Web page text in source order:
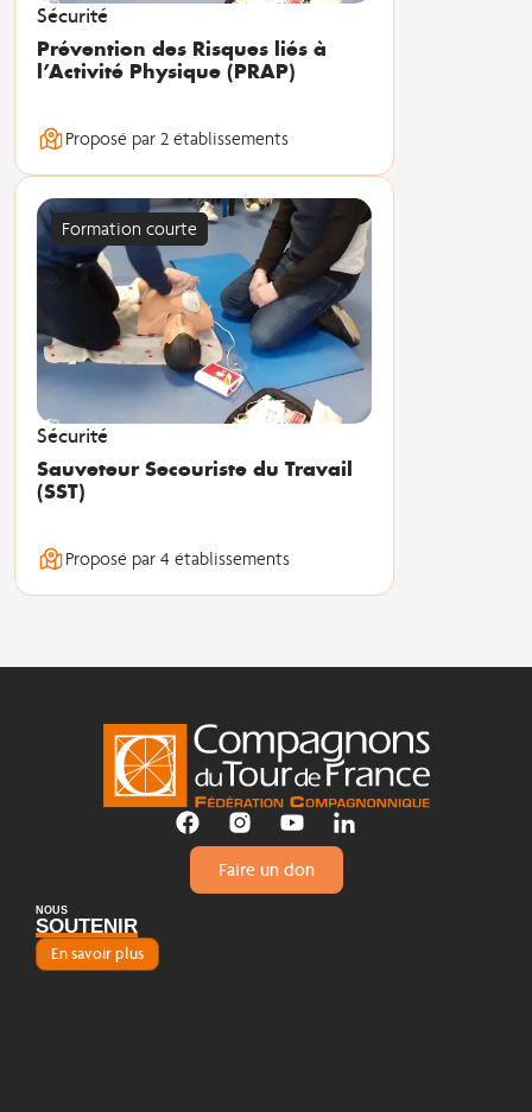
Sécurité
Prévention des Risques liés à
l’Activité Physique (PRAP)
Proposé par 2 établissements
Formation courte
Sécurité
Sauveteur Secouriste du Travail
(SST)
Proposé par 4 établissements
Faire un don
NOUS
SOUTENIR
En savoir plus